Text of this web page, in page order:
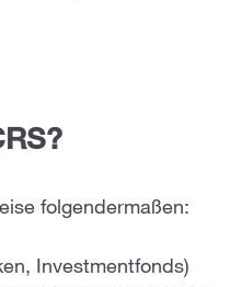
folgendermaßen:
Investmentfonds)